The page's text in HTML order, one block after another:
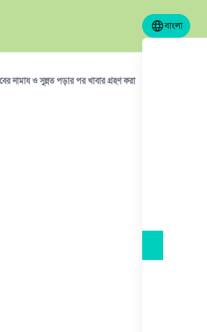
বাংলা
নামায ও সুন্নত পড়ার পর খাবার গ্রহণ করা